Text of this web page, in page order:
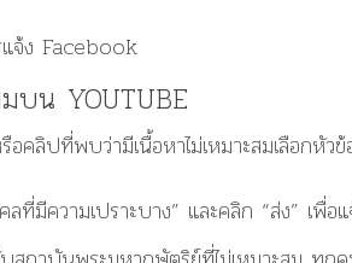
แจ้ง Facebook
บน YOUTUBE
อคลิปที่พบว่ามีเนื้อหาไม่เหมาะสมเลือกหัว
ลที่มีความเปราะบาง” และคลิก “ส่ง” เพื่